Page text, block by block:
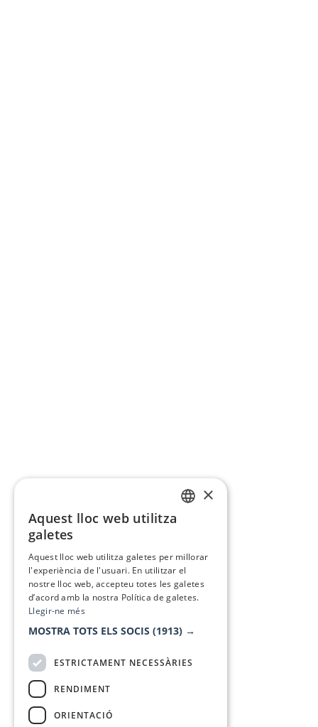
×
Aquest lloc web utilitza
galetes
Aquest lloc web utilitza galetes per millorar
l'experiència de l'usuari. En utilitzar el
nostre lloc web, accepteu totes les galetes
d’acord amb la nostra Política de galetes.
Llegir-ne més
MOSTRA TOTS ELS SOCIS (1913) →
ESTRICTAMENT NECESSÀRIES
RENDIMENT
ORIENTACIÓ